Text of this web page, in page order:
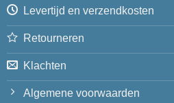
Levertijd en verzendkosten
Retourneren
Klachten
Algemene voorwaarden